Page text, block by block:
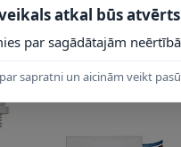
atkal būs
par sagādātajām
sapratni un aicinām veikt